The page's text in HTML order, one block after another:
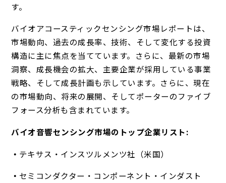
す。
バイオアコースティックセンシング市場レポートは、
市場動向、過去の成長率、技術、そして変化する投資
構造に主に焦点を当てています。さらに、最新の市場
洞察、成長機会の拡大、主要企業が採用している事業
戦略、そして成長計画も示しています。さらに、現在
の市場動向、将来の展開、そしてポーターのファイブ
フォース分析も含まれています。
バイオ音響センシング市場のトップ企業リスト:
テキサス・インスツルメンツ社（米国）
セミコンダクター・コンポーネント・インダスト